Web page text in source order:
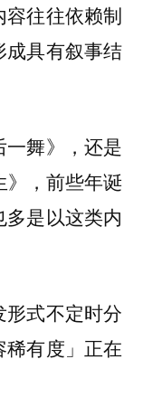
往往依赖制
具有叙事结
舞》，还是
》，前些年诞
是以这类内
形式不定时分
有度」正在